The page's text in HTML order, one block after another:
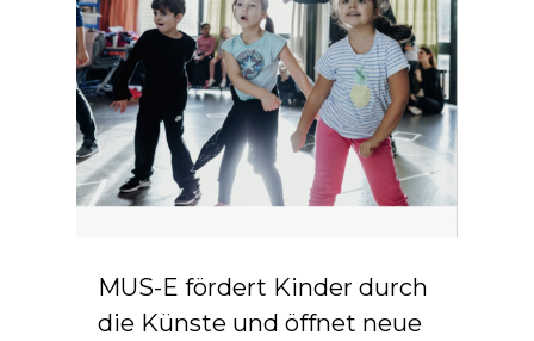
MUS-E fördert Kinder durch
die Künste und öffnet neue